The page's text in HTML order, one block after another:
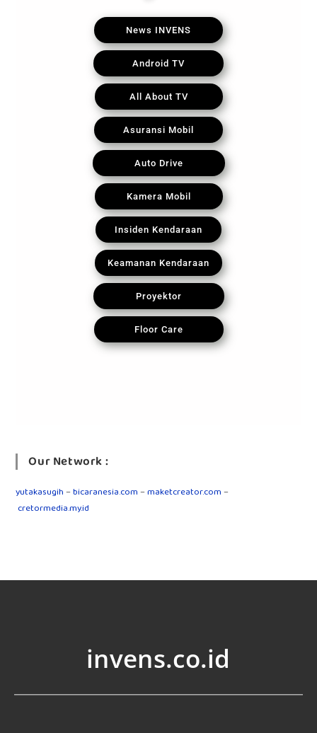
News INVENS
Android TV
All About TV
Asuransi Mobil
Auto Drive
Kamera Mobil
Insiden Kendaraan
Keamanan Kendaraan
Proyektor
Floor Care
Our Network :
yutakasugih–bicaranesia.com–maketcreator.com–
cretormedia.my.id
invens.co.id